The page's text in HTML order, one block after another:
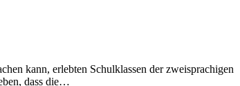
kann, erlebten Schulklassen der zweisprachigen
dass die…